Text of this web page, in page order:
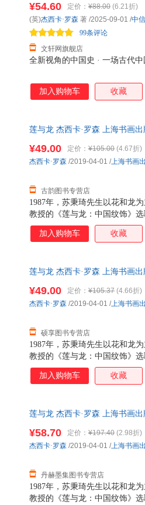
以跨区域物质文化研究新视角
丰富和开拓中国研究的范本。
中国的世界观与
近发货，85%城市次日达，团
全新视角的中国史 · 一场古代
¥54.60 定价： ¥88.00 (6.21折)
文轩网旗舰店
99条评论
(英)杰西卡·罗森 著 /2025-09-01 /中
加入购物车 收藏
莲与龙 杰西卡·罗森 上海书画
1987年，苏秉琦先生以花和龙
教授的《莲与龙：中国纹饰》
之间的互动及其内在驱动。这
西方许多展览图录成为了解此
作为青年学者的罗森教授，利
陵墓、家具、银器、陶瓷、纺
是不同文化彼此交流、互动的
¥49.00 定价： ¥105.00 (4.67折)
古韵图书专营店
杰西卡·罗森 /2019-04-01 /上海书画
加入购物车 收藏
莲与龙 杰西卡·罗森 上海书画
1987年，苏秉琦先生以花和龙
教授的《莲与龙：中国纹饰》
之间的互动及其内在驱动。这
西方许多展览图录成为了解此
作为青年学者的罗森教授，利
陵墓、家具、银器、陶瓷、纺
是不同文化彼此交流、互动的
¥49.00 定价： ¥105.37 (4.66折)
硕享图书专营店
杰西卡·罗森 /2019-04-01 /上海书画
加入购物车 收藏
莲与龙 杰西卡·罗森 上海书画出
1987年，苏秉琦先生以花和龙
教授的《莲与龙：中国纹饰》
¥58.70 定价： ¥197.40 (2.98折)
丹赫墨集图书专营店
杰西卡·罗森 /2019-04-01 /上海书画